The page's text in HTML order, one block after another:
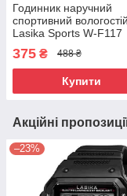
Годинник наручний
спортивний
Lasika Sports W-F117
Чорний ( код:
375 ₴ 488 ₴
Купити
Акційні
–23%